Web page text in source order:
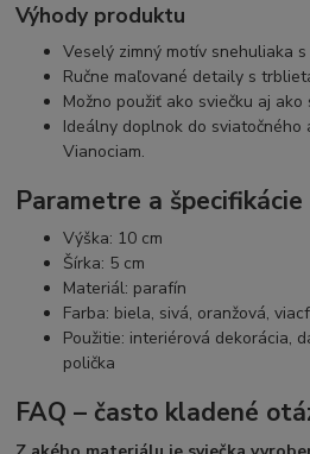
Výhody produktu
Veselý zimný motív snehuliaka
Ručne maľované detaily s
Možno použiť ako sviečku aj
Ideálny doplnok do sviatočného
Vianociam.
Parametre a špecifikácie
Výška: 10 cm
Šírka: 5 cm
Materiál: parafín
Farba: biela, sivá, oranžová,
Použitie: interiérová dekorácia,
polička
FAQ – často kladené